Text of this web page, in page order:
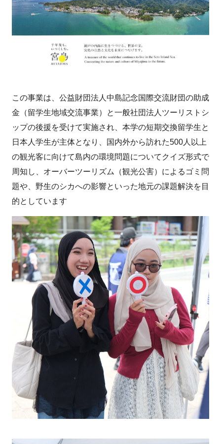
この事業は、公益財団法人中島記念国際交流財団の助成
金（留学生地域交流事業）と一般社団法人ツーリストシ
ップの後援を受けて実施され、本学の短期交換留学生と
日本人学生が主体となり、国内外から訪れた500人以上
の観光客に向けて島内の環境問題についてクイズ形式で
周知し、オーバーツーリズム（観光公害）によるゴミ問
題や、野生のシカへの影響といった地元の課題解決を目
的としています